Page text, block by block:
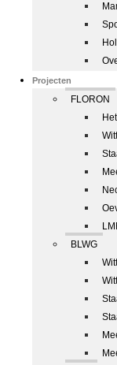
Projecten
FLORON
BLWG